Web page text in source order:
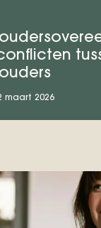
maart 2026